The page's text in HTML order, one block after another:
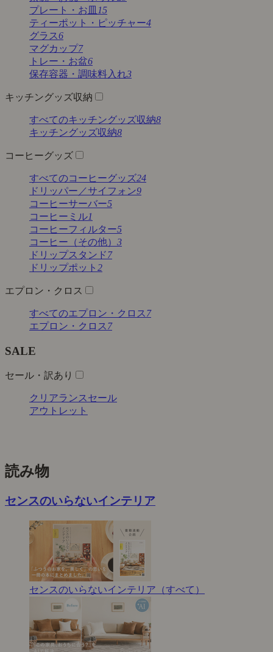
プレート・お皿 15
ティーポット・ピッチャー4
グラス6
マグカップ7
トレー・お盆6
保存容器・調味料入れ3
キッチングッズ収納
すべてのキッチングッズ収納8
キッチングッズ収納8
コーヒーグッズ
すべてのコーヒーグッズ24
ドリッパー／サイフォン9
コーヒーサーバー5
コーヒーミル1
コーヒーフィルター5
コーヒー（その他） 3
ドリップスタンド7
ドリップポット 2
エプロン・クロス
すべてのエプロン・クロス 7
エプロン・クロス 7
SALE
セール・訳あり
クリアランスセール
アウトレット
読み物
センスのいらないインテリア
センスのいらないインテリア（すべて）